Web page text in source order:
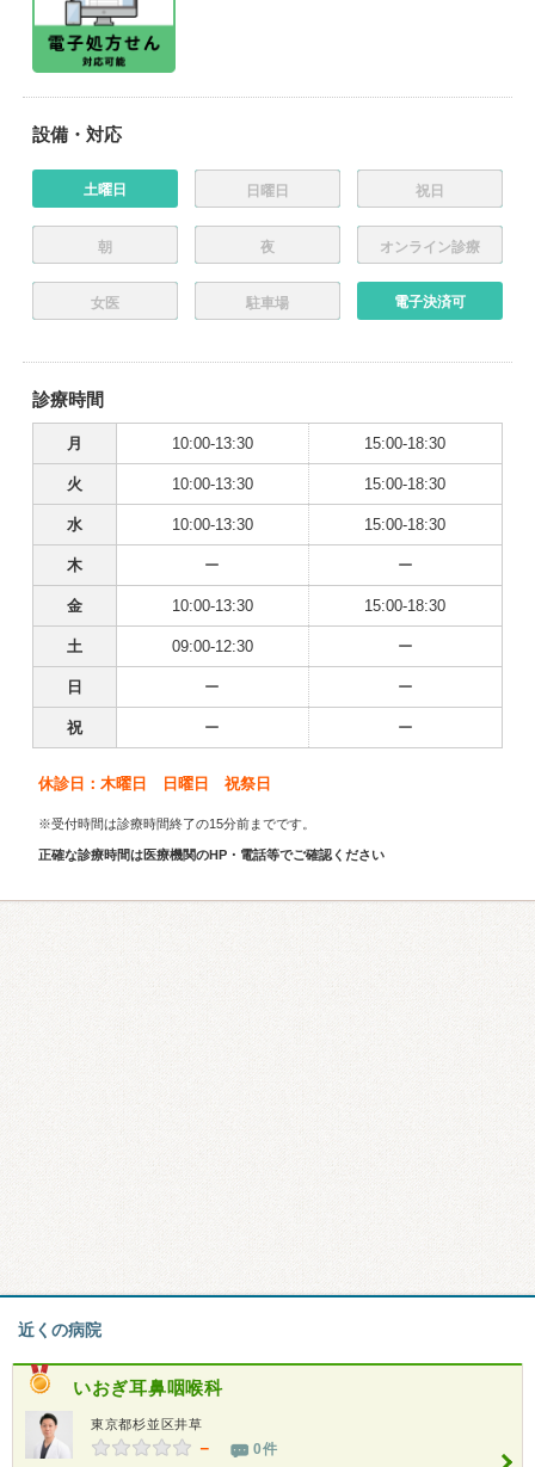
設備・対応
土曜日 日曜日 祝日
朝 夜 オンライン診療
女医 駐車場 電子決済可
診療時間
月 10:00-13:30 15:00-18:30
火 10:00-13:30 15:00-18:30
水 10:00-13:30 15:00-18:30
木 ー ー
金 10:00-13:30 15:00-18:30
土 09:00-12:30 ー
日 ー ー
祝 ー ー
休診日：木曜日 日曜日 祝祭日
※受付時間は診療時間終了の15分前までです。
正確な診療時間は医療機関のHP・電話等でご確認ください
近くの病院
いおぎ耳鼻咽喉科
東京都杉並区井草
－ 0件